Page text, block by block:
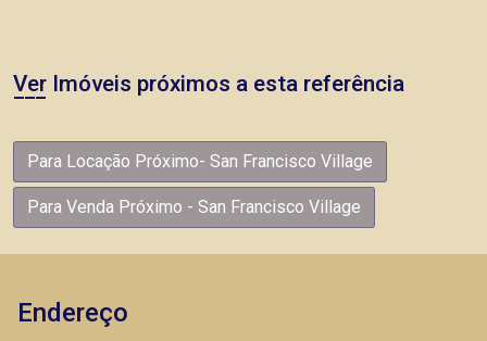
Ver Imóveis próximos a esta referência
Para Locação Próximo- San Francisco Village
Para Venda Próximo - San Francisco Village
Endereço